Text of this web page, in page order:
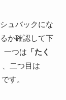
ュバックにな
か確認して下
一つは 「たく
、二つ目は
です。